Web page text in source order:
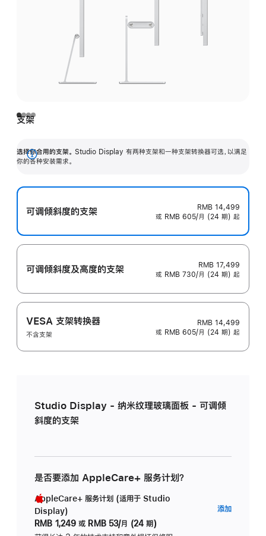
支架
选择你合用的支架。 Studio Display 有两种支架和一种支架转换器可选，以满足
你的各种安装需求。
展
可调倾斜度的支架
RMB 14,499
或 RMB 605/月 (24 期) 起
可调倾斜度及高‍度的支‍架
RMB 17,499
或 RMB 730/月 (24 期) 起
VESA 支架转换器
不含支架
RMB 14,499
或 RMB 605/月 (24 期) 起
Studio Display - 纳米纹理玻璃面板 - 可调倾
斜度的支架
是否要添加 AppleCare+ 服务计划？
AppleCare+ 服务计划 (适用于 Studio
Display)
RMB 1,249 或 RMB 53/月 (24 期)
添加